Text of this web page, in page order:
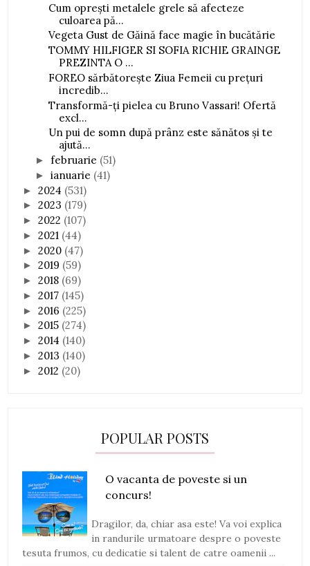
Cum oprești metalele grele să afecteze
culoarea pă...
Vegeta Gust de Găină face magie în bucătărie
TOMMY HILFIGER SI SOFIA RICHIE GRAINGE
PREZINTA O ...
FOREO sărbătorește Ziua Femeii cu prețuri
incredib...
Transformă-ți pielea cu Bruno Vassari! Ofertă
excl...
Un pui de somn după prânz este sănătos și te
ajută...
►februarie (51)
►ianuarie (41)
►2024 (531)
►2023 (179)
►2022 (107)
►2021 (44)
►2020 (47)
►2019 (59)
►2018 (69)
►2017 (145)
►2016 (225)
►2015 (274)
►2014 (140)
►2013 (140)
►2012 (20)
POPULAR POSTS
O vacanta de poveste si un
concurs!
Dragilor, da, chiar asa este! Va voi explica
in randurile urmatoare despre o poveste
tesuta frumos, cu dedicatie si talent de catre oamenii ...